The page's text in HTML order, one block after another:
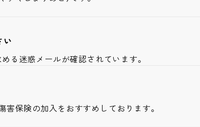
い
る迷惑メールが確認されています。
害保険の加入をおすすめしております。